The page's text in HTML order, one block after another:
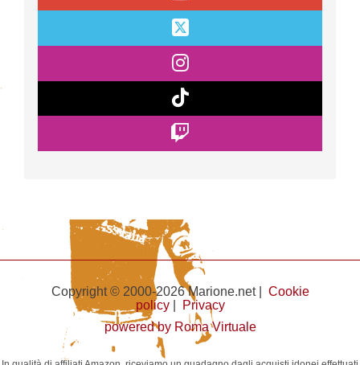
Copyright © 2000-2026 Marione.net | Cookie
policy|
Privacy
powered by Roma Virtuale